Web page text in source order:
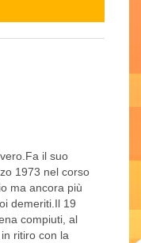
il suo
1973 nel corso
ma ancora più
demeriti.Il 19
compiuti, al
ritiro con la